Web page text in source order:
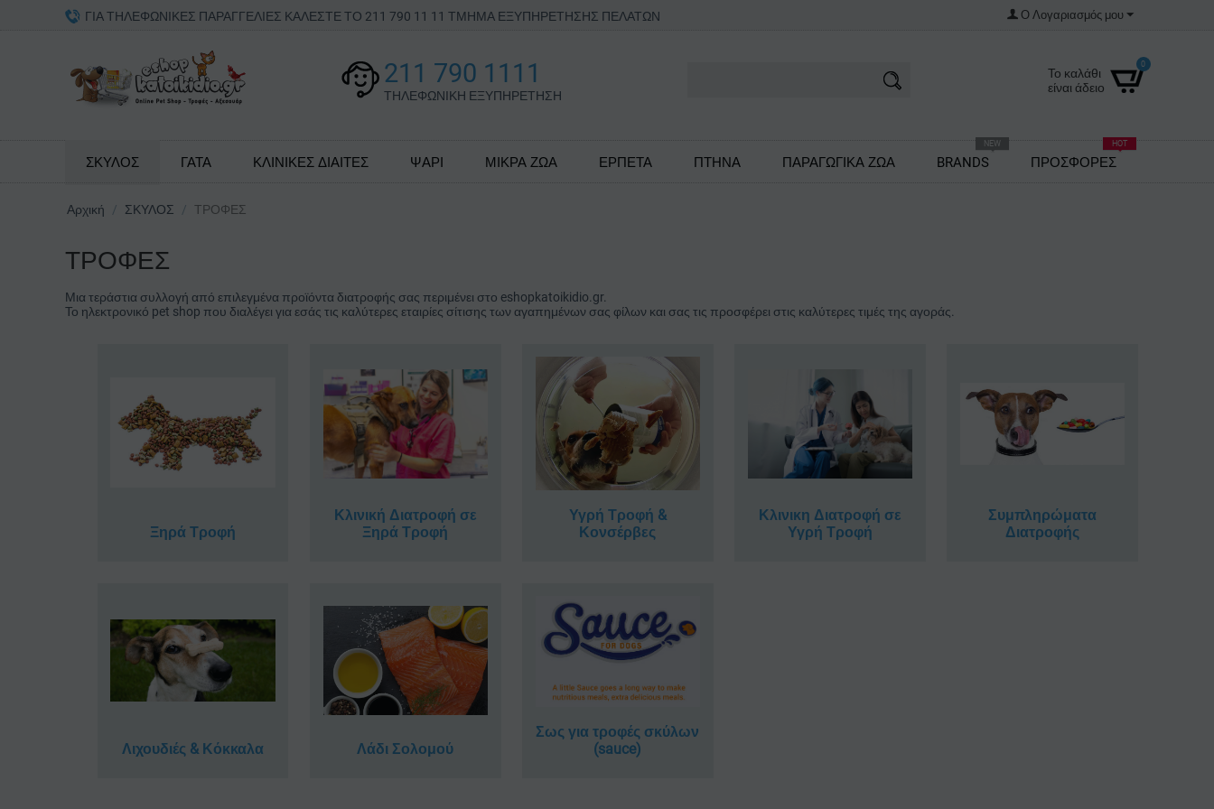
ΓΙΑ ΤΗΛΕΦΩΝΙΚΕΣ ΠΑΡΑΓΓΕΛΙΕΣ ΚΑΛΕΣΤΕ ΤΟ 211 790 11 11 ΤΜΗΜΑ ΕΞΥΠΗΡΕΤΗΣΗΣ ΠΕΛΑΤΩΝ Ο Λογαριασμός μου
211 790 1111
ΤΗΛΕΦΩΝΙΚΗ ΕΞΥΠΗΡΕΤΗΣΗ
Το καλάθι
είναι άδειο
0
ΣΚΥΛΟΣ ΓΑΤΑ ΚΛΙΝΙΚΕΣ ΔΙΑΙΤΕΣ ΨΑΡΙ ΜΙΚΡΑ ΖΩΑ ΕΡΠΕΤΑ ΠΤΗΝΑ ΠΑΡΑΓΩΓΙΚΑ ΖΩΑ BRANDS
NEW
ΠΡΟΣΦΟΡΕΣ
HOT
Αρχική / ΣΚΥΛΟΣ / ΤΡΟΦΕΣ
ΤΡΟΦΕΣ
Μια τεράστια συλλογή από επιλεγμένα προϊόντα διατροφής σας περιμένει στο eshopkatoikidio.gr.
Το ηλεκτρονικό pet shop που διαλέγει για εσάς τις καλύτερες εταιρίες σίτισης των αγαπημένων σας φίλων και σας τις προσφέρει στις καλύτερες τιμές της αγοράς.
Ξηρά Τροφή
Κλινική Διατροφή σε
Ξηρά Τροφή
Υγρή Τροφή &
Κονσέρβες
Κλινικη Διατροφή σε
Υγρή Τροφή
Συμπληρώματα
Διατροφής
Λιχουδιές & Κόκκαλα Λάδι Σολομού
Σως για τροφές σκύλων
(sauce)